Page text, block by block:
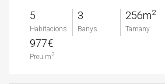
5
Habitacions
3
Banys
256m2
Tamany
977€
Preu m 2